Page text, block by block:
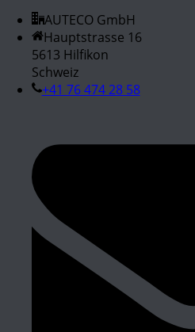
AUTECO GmbH
Hauptstrasse 16
5613 Hilfikon
Schweiz
+41 76 474 28 58